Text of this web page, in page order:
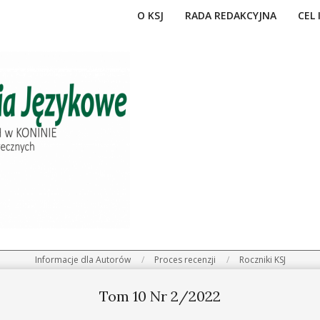
O KSJ RADA REDAKCYJNA CEL
Informacje dla Autorów Proces recenzji Roczniki KSJ
Tom 10 Nr 2/2022